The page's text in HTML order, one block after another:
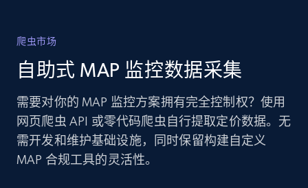
爬虫市场
自助式 MAP 监控数据采集
需要对你的 MAP 监控方案拥有完全控制权？使用
网页爬虫 API 或零代码爬虫自行提取定价数据。无
需开发和维护基础设施，同时保留构建自定义
MAP 合规工具的灵活性。